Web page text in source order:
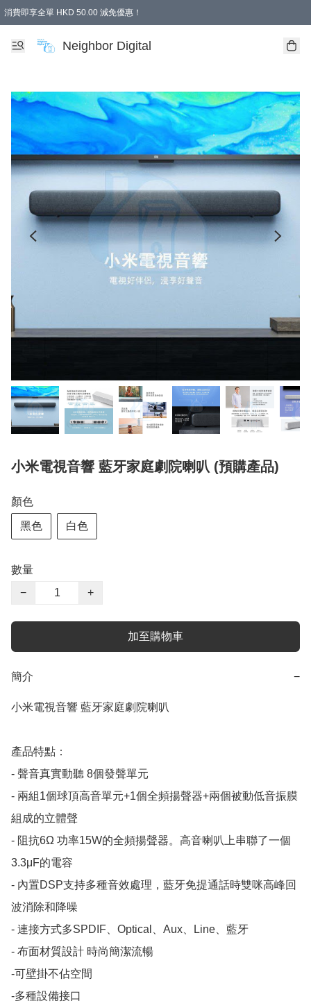
消費即享全單 HKD 50.00 減免優惠！
Neighbor Digital
小米電視音響 藍牙家庭劇院喇叭 (預購產品)
顏色
黑色 白色
數量
−
+
加至購物車
簡介 −
小米電視音響 藍牙家庭劇院喇叭
產品特點：
- 聲音真實動聽 8個發聲單元
- 兩組1個球頂高音單元+1個全頻揚聲器+兩個被動低音振膜
組成的立體聲
- 阻抗6Ω 功率15W的全頻揚聲器。高音喇叭上串聯了一個
3.3μF的電容
- 內置DSP支持多種音效處理，藍牙免提通話時雙咪高峰回
波消除和降噪
- 連接方式多SPDIF、Optical、Aux、Line、藍牙
- 布面材質設計 時尚簡潔流暢
-可壁掛不佔空間